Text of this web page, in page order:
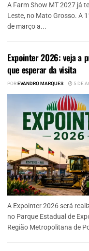
A Farm Show MT 2027 já
Leste, no Mato Grosso. A
de março a...
Expointer 2026: veja a
que esperar da visita
POREVANDRO MARQUES 5 DE
A Expointer 2026 será
no Parque Estadual de
Região Metropolitana de